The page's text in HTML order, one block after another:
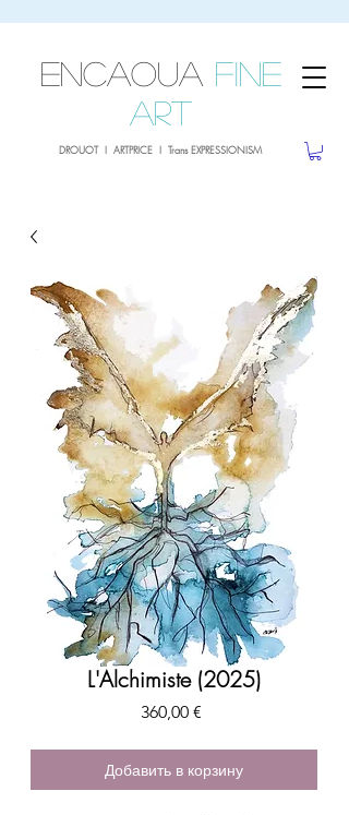
ENCAOUA Fine
Art
DROUOT I ARTPRICE I Trans EXPRESSIONISM
L'Alchimiste (2025)
360,00 €
Добавить в корзину